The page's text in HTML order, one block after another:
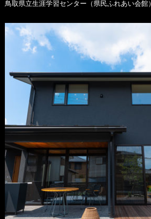
鳥取県立生涯学習センター（県民ふれあい会館）